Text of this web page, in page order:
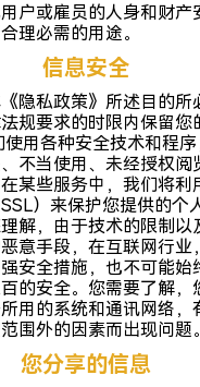
户或雇员的人身和财产
理必需的用途。
信息安全
隐私政策》所述目的所
规要求的时限内保留您
使用各种安全技术和程
不当使用、未经授权阅
某些服务中，我们将利
）来保护您提供的个
解，由于技术的限制以
意手段，在互联网行业
安全措施，也不可能始
的安全。您需要了解，
用的系统和通讯网络，
围外的因素而出现问题。
您分享的信息